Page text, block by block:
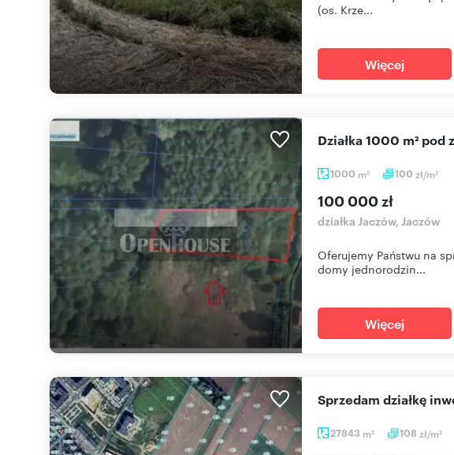
(os. Krze...
Więcej
1000 m2 100 zł/m2
Działka 1000 m²
100 000 zł
działka Jaczów, Jaczów
Oferujemy Państwu na
domy jednorodzin...
Więcej
27843 m2 108 zł/m2
Sprzedam działkę